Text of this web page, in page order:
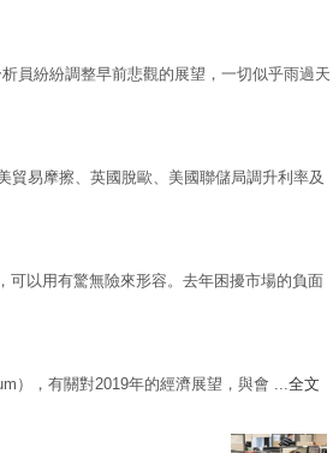
員紛紛調整早前悲觀的展望，一切似乎雨過天
貿易摩擦、英國脫歐、美國聯儲局調升利率及
可以用有驚無險來形容。去年困擾市場的負面
），有關對2019年的經濟展望，與會 ...全文